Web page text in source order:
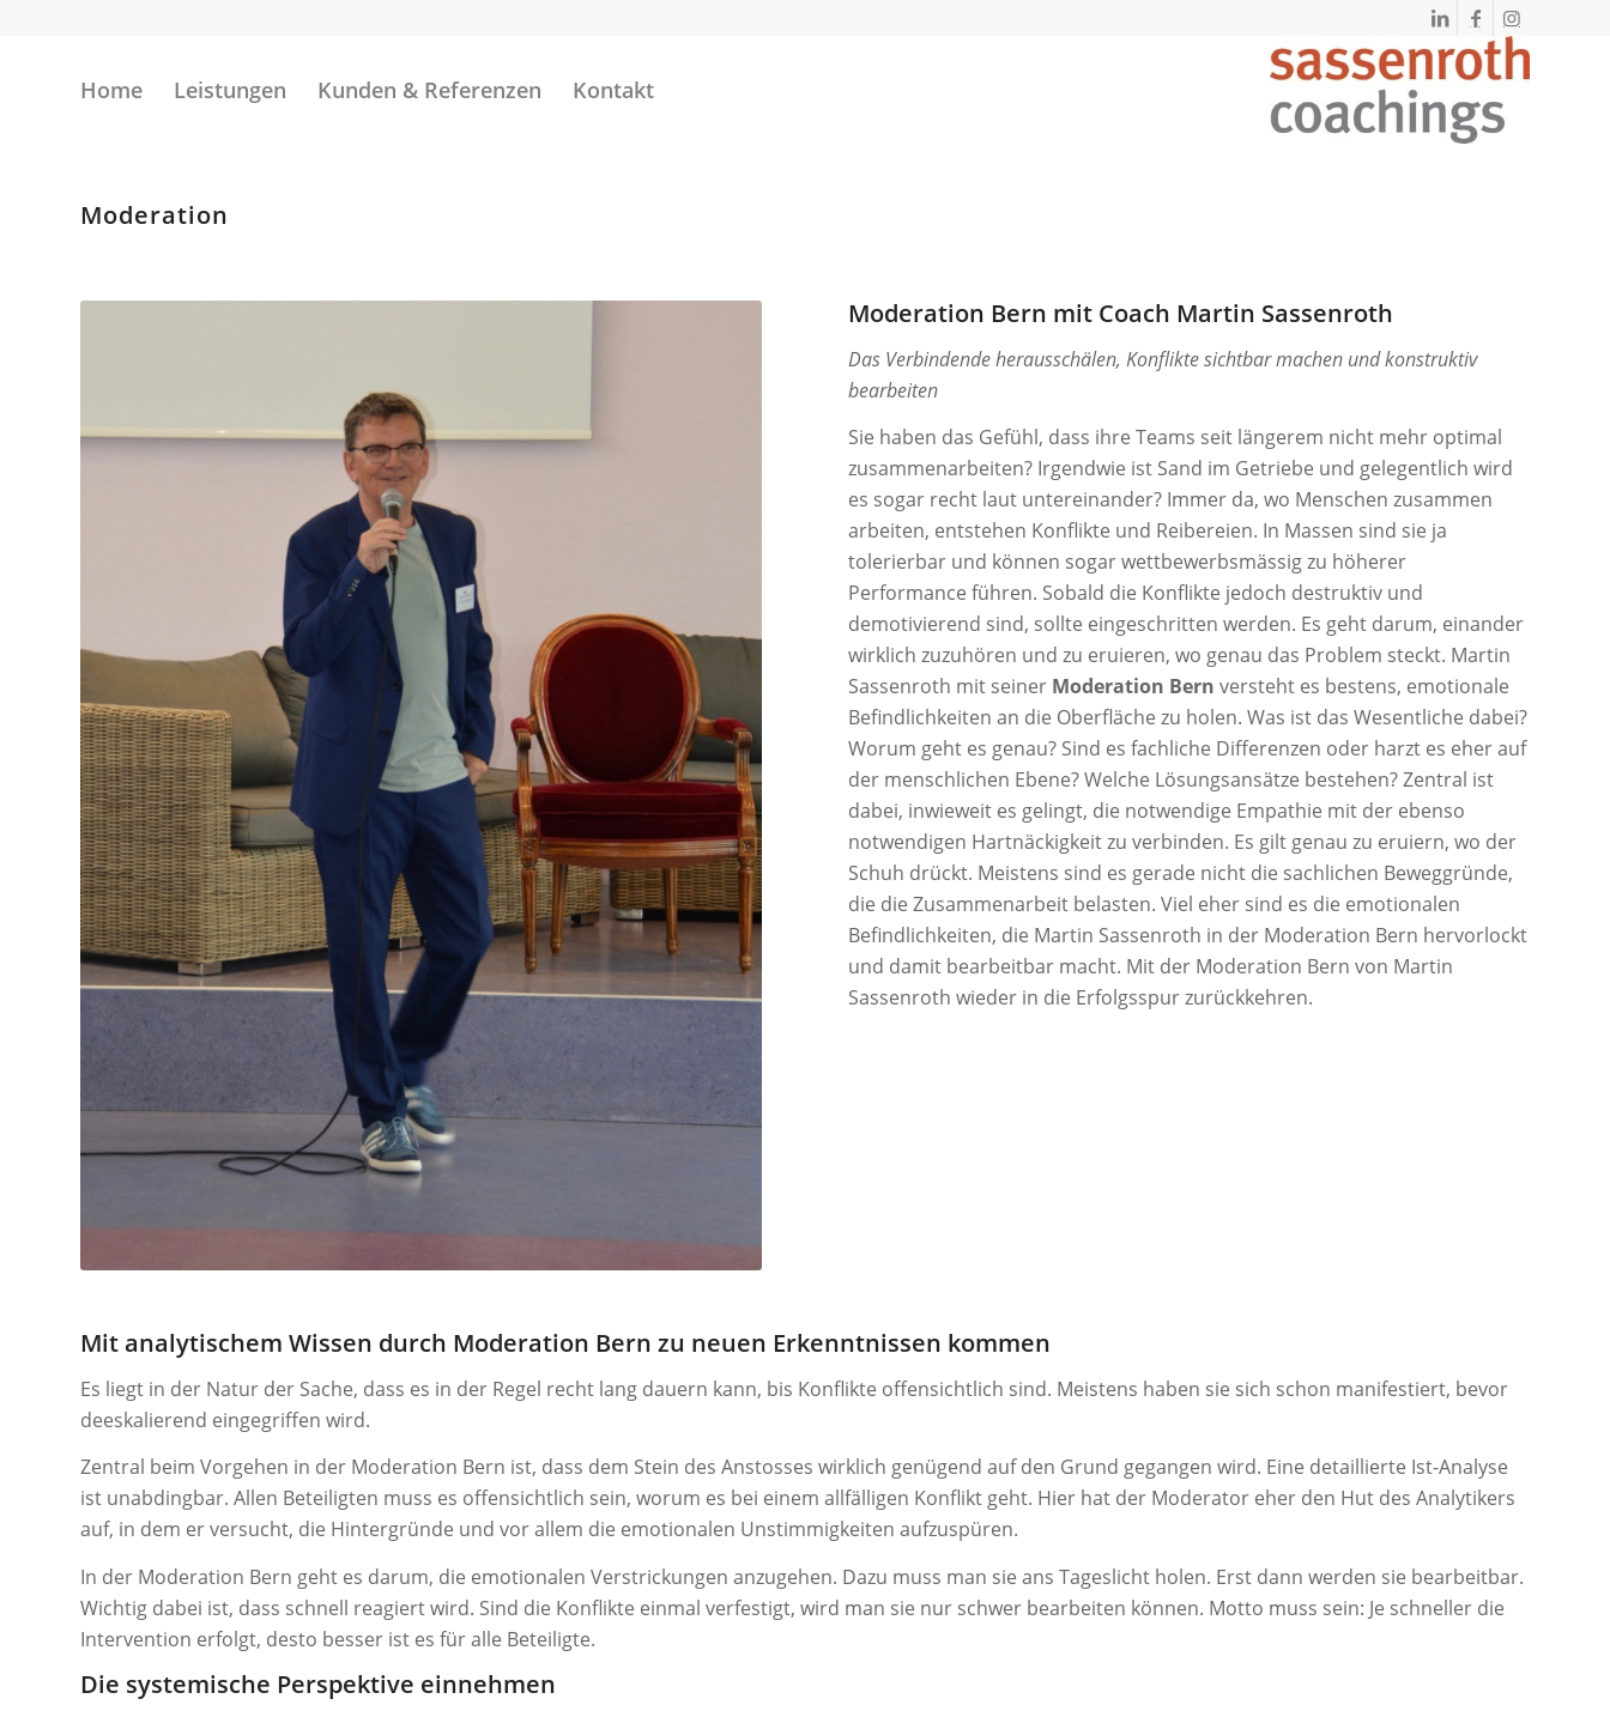
Home Leistungen Kunden & Referenzen Kontakt
Moderation
Moderation Bern mit Coach Martin Sassenroth
Das Verbindende herausschälen, Konflikte sichtbar machen und konstruktiv
bearbeiten
Sie haben das Gefühl, dass ihre Teams seit längerem nicht mehr optimal
zusammenarbeiten? Irgendwie ist Sand im Getriebe und gelegentlich wird
es sogar recht laut untereinander? Immer da, wo Menschen zusammen
arbeiten, entstehen Konflikte und Reibereien. In Massen sind sie ja
tolerierbar und können sogar wettbewerbsmässig zu höherer
Performance führen. Sobald die Konflikte jedoch destruktiv und
demotivierend sind, sollte eingeschritten werden. Es geht darum, einander
wirklich zuzuhören und zu eruieren, wo genau das Problem steckt. Martin
Sassenroth mit seiner Moderation Bern versteht es bestens, emotionale
Befindlichkeiten an die Oberfläche zu holen. Was ist das Wesentliche dabei?
Worum geht es genau? Sind es fachliche Differenzen oder harzt es eher auf
der menschlichen Ebene? Welche Lösungsansätze bestehen? Zentral ist
dabei, inwieweit es gelingt, die notwendige Empathie mit der ebenso
notwendigen Hartnäckigkeit zu verbinden. Es gilt genau zu eruiern, wo der
Schuh drückt. Meistens sind es gerade nicht die sachlichen Beweggründe,
die die Zusammenarbeit belasten. Viel eher sind es die emotionalen
Befindlichkeiten, die Martin Sassenroth in der Moderation Bern hervorlockt
und damit bearbeitbar macht. Mit der Moderation Bern von Martin
Sassenroth wieder in die Erfolgsspur zurückkehren.
Mit analytischem Wissen durch Moderation Bern zu neuen Erkenntnissen kommen
Es liegt in der Natur der Sache, dass es in der Regel recht lang dauern kann, bis Konflikte offensichtlich sind. Meistens haben sie sich schon manifestiert, bevor
deeskalierend eingegriffen wird.
Zentral beim Vorgehen in der Moderation Bern ist, dass dem Stein des Anstosses wirklich genügend auf den Grund gegangen wird. Eine detaillierte Ist-Analyse
ist unabdingbar. Allen Beteiligten muss es offensichtlich sein, worum es bei einem allfälligen Konflikt geht. Hier hat der Moderator eher den Hut des Analytikers
auf, in dem er versucht, die Hintergründe und vor allem die emotionalen Unstimmigkeiten aufzuspüren.
In der Moderation Bern geht es darum, die emotionalen Verstrickungen anzugehen. Dazu muss man sie ans Tageslicht holen. Erst dann werden sie bearbeitbar.
Wichtig dabei ist, dass schnell reagiert wird. Sind die Konflikte einmal verfestigt, wird man sie nur schwer bearbeiten können. Motto muss sein: Je schneller die
Intervention erfolgt, desto besser ist es für alle Beteiligte.
Die systemische Perspektive einnehmen